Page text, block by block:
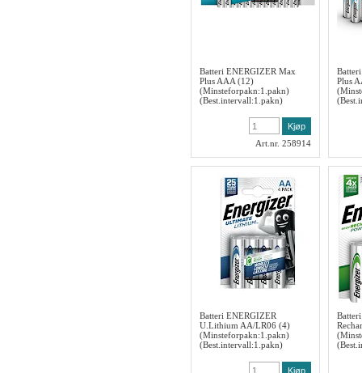
Batteri ENERGIZER Max
Plus AAA (12)
(Minsteforpakn:1.pakn)
(Best.intervall:1.pakn)
Art.nr. 258914
Plus
Batteri ENERGIZER
U.Lithium AA/LR06 (4)
(Minsteforpakn:1.pakn)
(Best.intervall:1.pakn)